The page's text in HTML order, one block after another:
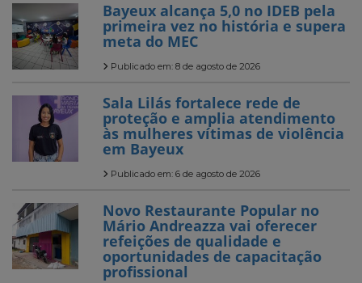
Bayeux alcança 5,0 no IDEB pela
primeira vez no história e supera
meta do MEC
Publicado em: 8 de agosto de 2026
Sala Lilás fortalece rede de
proteção e amplia atendimento
às mulheres vítimas de violência
em Bayeux
Publicado em: 6 de agosto de 2026
Novo Restaurante Popular no
Mário Andreazza vai oferecer
refeições de qualidade e
oportunidades de capacitação
profissional